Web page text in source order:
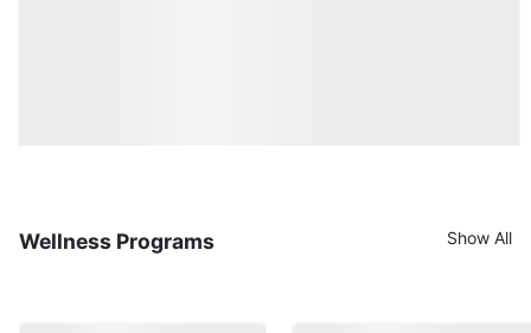
Wellness Programs Show All